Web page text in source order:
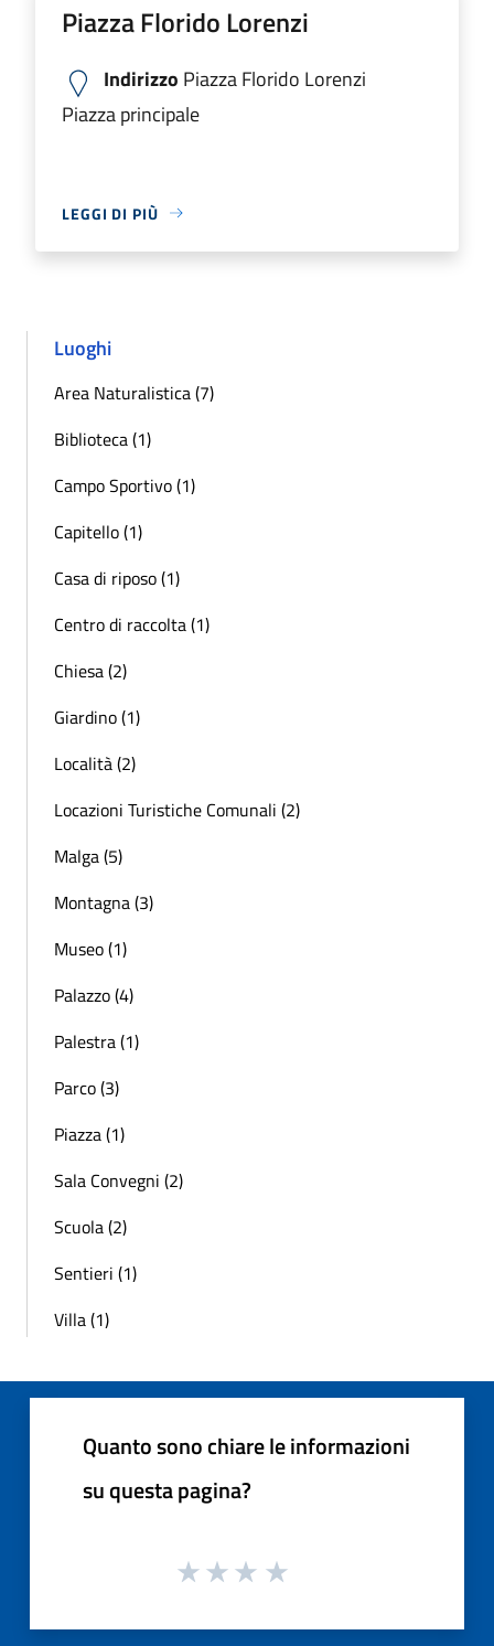
Piazza Florido Lorenzi
Indirizzo Piazza Florido Lorenzi
Piazza principale
LEGGI DI PIÙ
Luoghi
Area Naturalistica (7)
Biblioteca (1)
Campo Sportivo (1)
Capitello (1)
Casa di riposo (1)
Centro di raccolta (1)
Chiesa (2)
Giardino (1)
Località (2)
Locazioni Turistiche Comunali (2)
Malga (5)
Montagna (3)
Museo (1)
Palazzo (4)
Palestra (1)
Parco (3)
Piazza (1)
Sala Convegni (2)
Scuola (2)
Sentieri (1)
Villa (1)
Quanto sono chiare le informazioni
su questa pagina?